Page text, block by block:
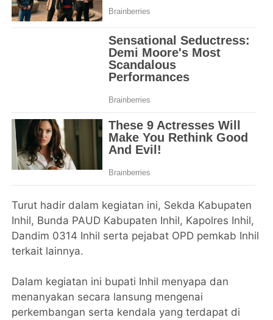
Turut hadir dalam kegiatan ini, Sekda Kabupaten
Inhil, Bunda PAUD Kabupaten Inhil, Kapolres Inhil,
Dandim 0314 Inhil serta pejabat OPD pemkab Inhil
terkait lainnya.
Dalam kegiatan ini bupati Inhil menyapa dan
menanyakan secara lansung mengenai
perkembangan serta kendala yang terdapat di